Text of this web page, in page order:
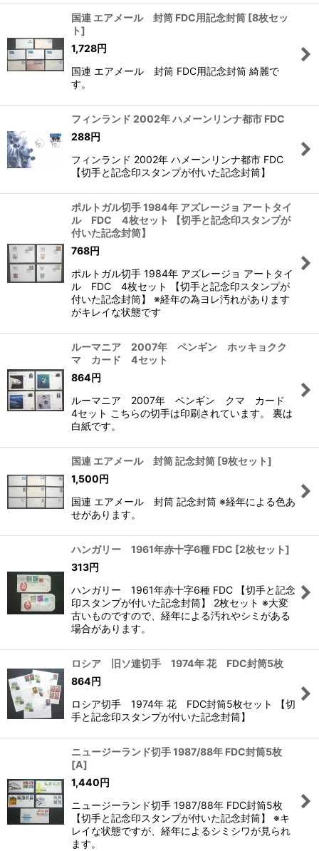
国連 エアメール 封筒 FDC用記念封筒 [8枚セッ
ト]
1,728円
国連 エアメール 封筒 FDC用記念封筒 綺麗で
す。
フィンランド 2002年 ハメーンリンナ都市 FDC
288円
フィンランド 2002年 ハメーンリンナ都市 FDC
【切手と記念印スタンプが付いた記念封筒】
ポルトガル切手 1984年 アズレージョ アートタイ
ル FDC 4枚セット 【切手と記念印スタンプが
付いた記念封筒】
768円
ポルトガル切手 1984年 アズレージョ アートタイ
ル FDC 4枚セット 【切手と記念印スタンプが
付いた記念封筒】 ※経年の為ヨレ汚れがあります
がキレイな状態です
ルーマニア 2007年 ペンギン ホッキョクク
マ カード 4セット
864円
ルーマニア 2007年 ペンギン クマ カード
4セット こちらの切手は印刷されています。 裏は
白紙です。
国連 エアメール 封筒 記念封筒 [9枚セット]
1,500円
国連 エアメール 封筒 記念封筒 ※経年による色あ
せがあります。
ハンガリー 1961年赤十字6種 FDC [2枚セット]
313円
ハンガリー 1961年赤十字6種 FDC 【切手と記念
印スタンプが付いた記念封筒】 2枚セット ※大変
古いものですので、経年による汚れやシミがある
場合があります。
ロシア 旧ソ連切手 1974年 花 FDC封筒5枚
864円
ロシア切手 1974年 花 FDC封筒5枚セット 【切
手と記念印スタンプが付いた記念封筒】
ニュージーランド切手 1987/88年 FDC封筒5枚
[A]
1,440円
ニュージーランド切手 1987/88年 FDC封筒5枚
【切手と記念印スタンプが付いた記念封筒】 ※キ
レイな状態ですが、経年によるシミシワが見られ
ます。